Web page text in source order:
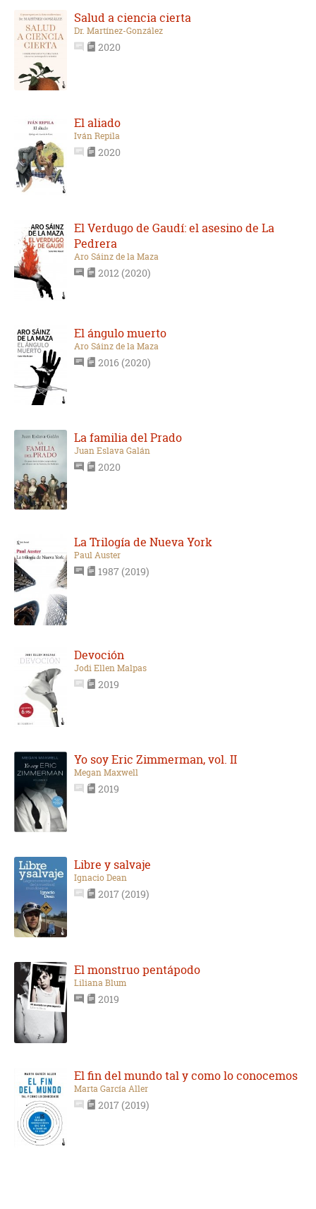
Salud a ciencia cierta
Dr. Martínez-González
2020
El aliado
Iván Repila
2020
El Verdugo de Gaudí: el asesino de La
Pedrera
Aro Sáinz de la Maza
2012 (2020)
El ángulo muerto
Aro Sáinz de la Maza
2016 (2020)
La familia del Prado
Juan Eslava Galán
2020
La Trilogía de Nueva York
Paul Auster
1987 (2019)
Devoción
Jodi Ellen Malpas
2019
Yo soy Eric Zimmerman, vol. II
Megan Maxwell
2019
Libre y salvaje
Ignacio Dean
2017 (2019)
El monstruo pentápodo
Liliana Blum
2019
El fin del mundo tal y como lo conocemos
Marta García Aller
2017 (2019)